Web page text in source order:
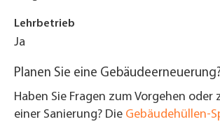
Lehrbetrieb
Ja
Planen Sie eine
Haben Sie Fragen zum Vorgehen oder
einer Sanierung? Die Gebäudehüllen-